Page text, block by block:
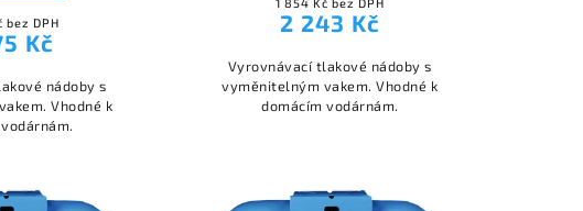
bez DPH
Kč
nádoby s
Vhodné k
1 854 Kč bez DPH
2 243 Kč
Vyrovnávací tlakové nádoby s
vyměnitelným vakem. Vhodné k
domácím vodárnám.